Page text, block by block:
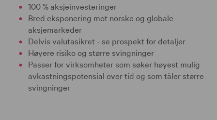
100 % aksjeinvesteringer
Bred eksponering mot norske og globale
aksjemarkeder
Delvis valutasikret - se prospekt for detaljer
Høyere risiko og større svingninger
Passer for virksomheter som søker høyest mulig
avkastningspotensial over tid og som tåler større
svingninger